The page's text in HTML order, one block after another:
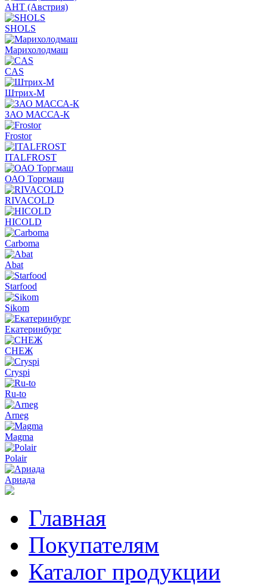
АНТ (Австрия)
SHOLS
Марихолодмаш
CAS
Штрих-М
ЗАО МАССА-К
Frostor
ITALFROST
ОАО Торгмаш
RIVACOLD
HICOLD
Carboma
Abat
Starfood
Sikom
Екатеринбург
СНЕЖ
Cryspi
Ru-to
Arneg
Magma
Polair
Ариада
Главная
Покупателям
Каталог продукции